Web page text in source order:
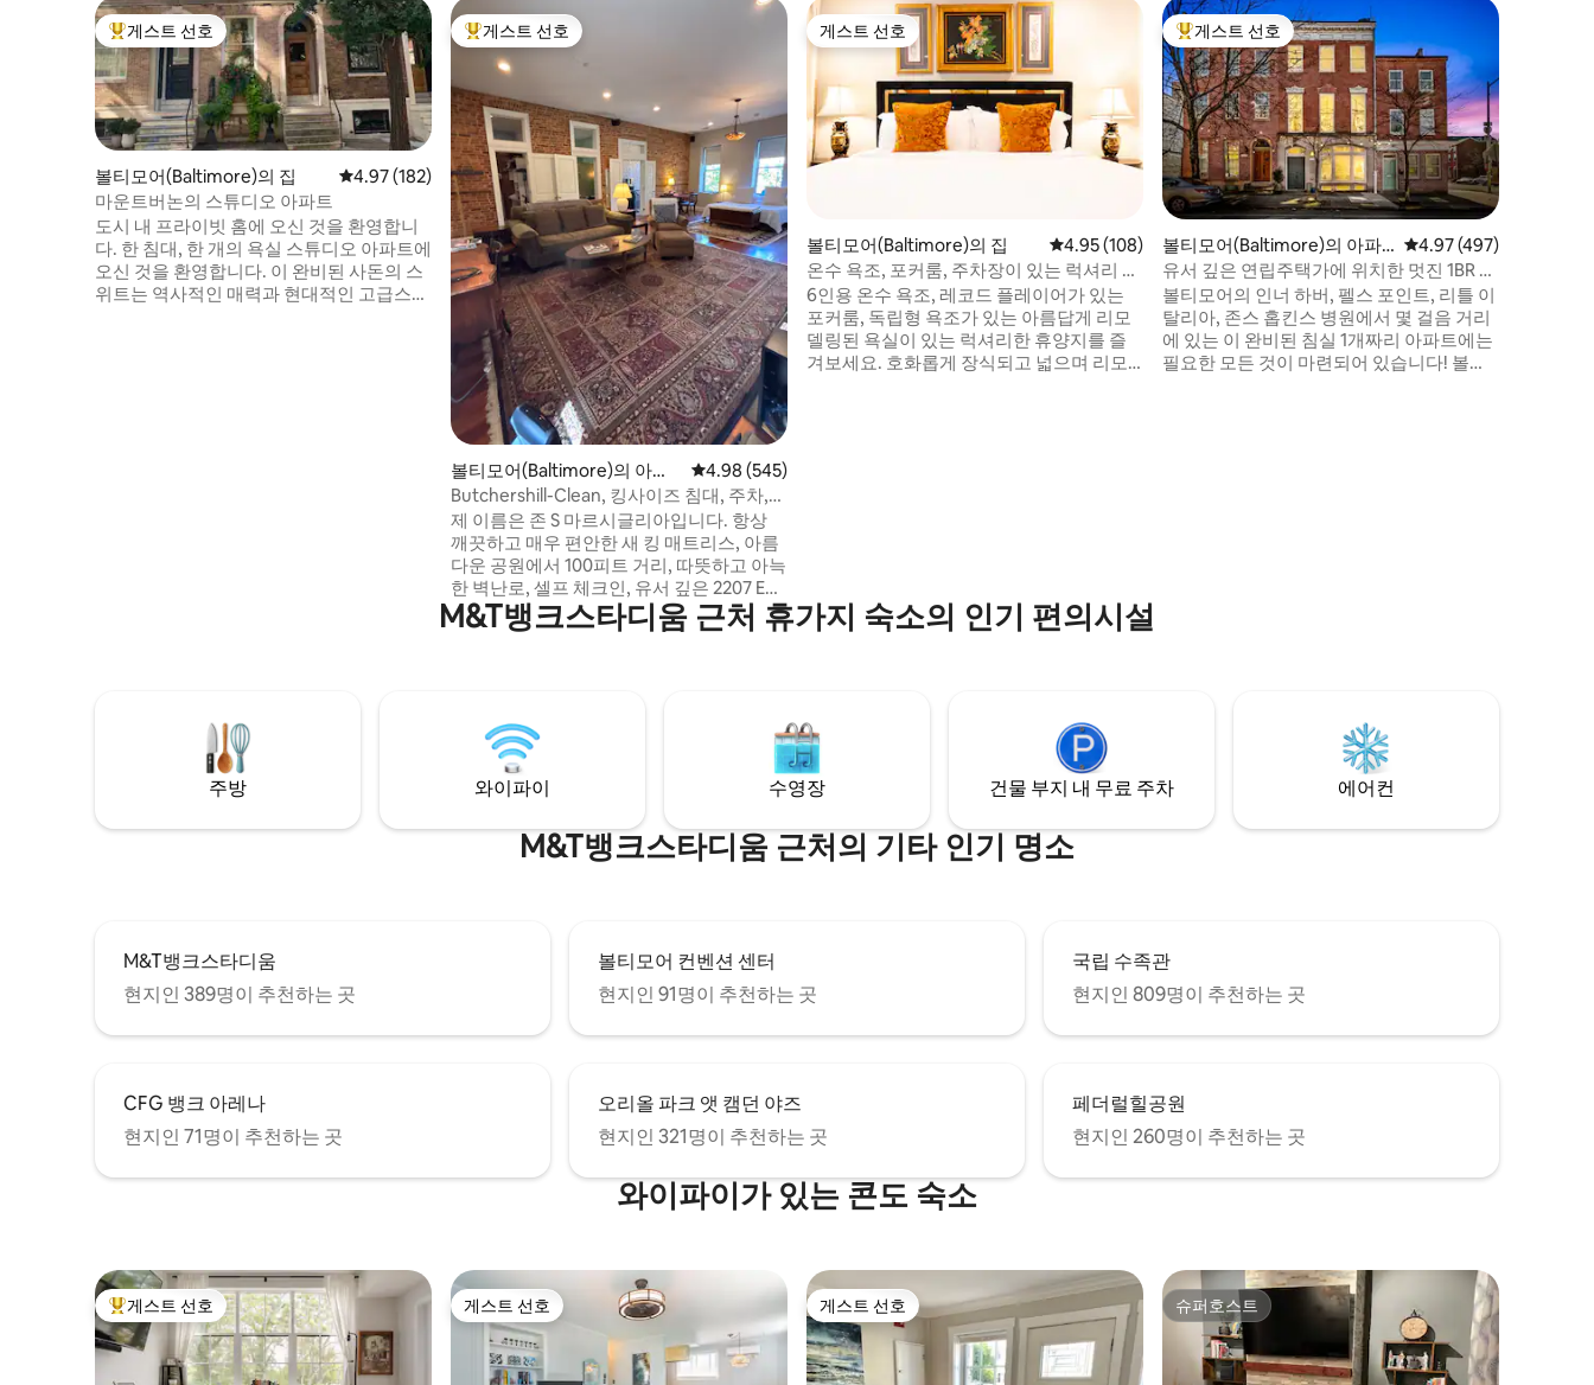
상위 게스트 선호
게스트 선호
볼티모어(Baltimore)의 집 평점 4.97점(5점 만점), 후기 182개
4.97 (182)
마운트버논의 스튜디오 아파트
도시 내 프라이빗 홈에 오신 것을 환영합니
다. 한 침대, 한 개의 욕실 스튜디오 아파트에
오신 것을 환영합니다. 이 완비된 사돈의 스
위트는 역사적인 매력과 현대적인 고급스러
스트 하우스는 레스토랑, 극장, 박물관, 교향
악당, 나이트라이프 등 역사적인 마운트 버
논의 모든 시설에서 단 몇 걸음 거리에 있습
보기에 이상적인 허브이기도 합니다. 도보
에서 불과 4블록 거리에 있습니다.
상위 게스트 선호
게스트 선호
볼티모어(Baltimore)의 아파
트
평점 4.98점(5점 만점), 후기 545개
4.98 (545)
Butchershill-Clean, 킹사이즈 침대, 주차,
공원 옆
제 이름은 존 S 마르시글리아입니다. 항상
깨끗하고 매우 편안한 새 킹 매트리스, 아름
다운 공원에서 100피트 거리, 따뜻하고 아늑
한 벽난로, 셀프 체크인, 유서 깊은 2207 E
Baltimore St. 온라인에서 검색하세요. 900
평방피트, 12피트 천장, 완비된 주방/간이 주
가구, 앤티크, 동양풍 러그, 책상이 있는 업
무 공간, 아름다운 욕실, 듀얼 샤워 헤드 및
시트, 전용 완비 세탁실
게스트 선호
게스트 선호
볼티모어(Baltimore)의 집 평점 4.95점(5점 만점), 후기 108개
4.95 (108)
온수 욕조, 포커룸, 주차장이 있는 럭셔리 펠
스 홈
6인용 온수 욕조, 레코드 플레이어가 있는
포커룸, 독립형 욕조가 있는 아름답게 리모
델링된 욕실이 있는 럭셔리한 휴양지를 즐
겨보세요. 호화롭게 장식되고 넓으며 리모
상위 게스트 선호
게스트 선호
볼티모어(Baltimore)의 아파
트
평점 4.97점(5점 만점),
4.97 (497)
유서 깊은 연립주택가에 위치한 멋진 1BR 아
파트, 주차 가능
볼티모어의 인너 하버, 펠스 포인트, 리틀 이
탈리아, 존스 홉킨스 병원에서 몇 걸음 거리
에 있는 이 완비된 침실 1개짜리 아파트에는
필요한 모든 것이 마련되어 있습니다! 볼티
M&T뱅크스타디움 근처 휴가지 숙소의 인기 편의시설
주방 와이파이 수영장 건물 부지 내 무료 주차 에어컨
M&T뱅크스타디움 근처의 기타 인기 명소
M&T뱅크스타디움
현지인 389명이 추천하는 곳
볼티모어 컨벤션 센터
현지인 91명이 추천하는 곳
국립 수족관
현지인 809명이 추천하는 곳
CFG 뱅크 아레나
현지인 71명이 추천하는 곳
오리올 파크 앳 캠던 야즈
현지인 321명이 추천하는 곳
페더럴힐공원
현지인 260명이 추천하는 곳
와이파이가 있는 콘도 숙소
상위 게스트 선호
게스트 선호 게스트 선호
게스트 선호 게스트 선호
게스트 선호 슈퍼호스트
슈퍼호스트